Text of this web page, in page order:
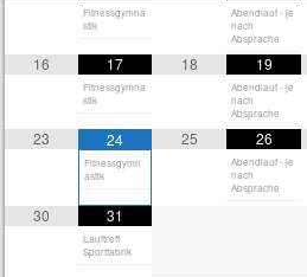
Fitnessgymna
stik
Abendlauf - je
nach
Absprache
16 17
Fitnessgymna
stik
18 19
Abendlauf - je
nach
Absprache
23 24
Fitnessgymn
astik
25 26
Abendlauf - je
nach
Absprache
30 31
Lauftreff
Sportfabrik